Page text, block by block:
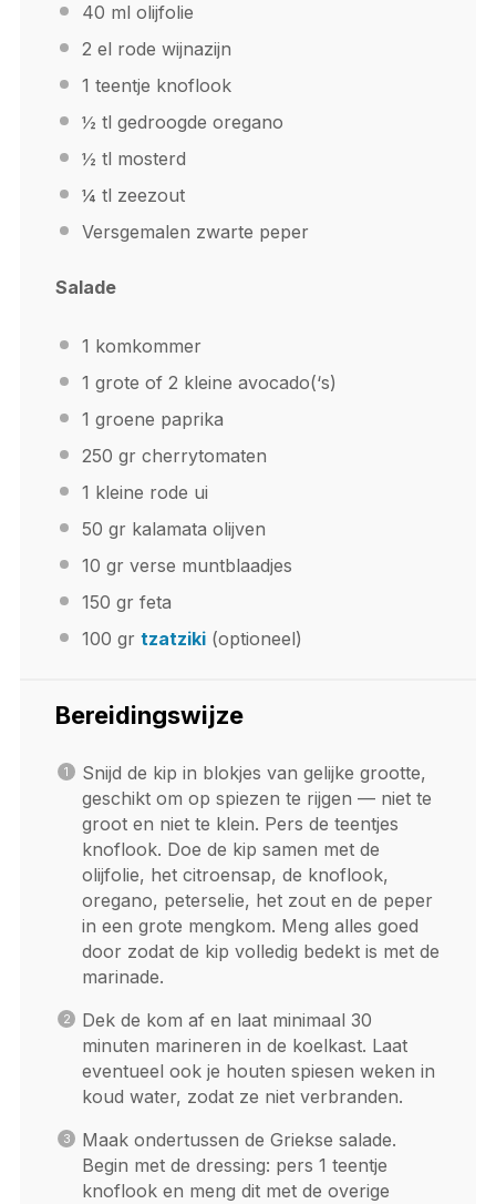
40 ml olijfolie
2 el rode wijnazijn
1 teentje knoflook
½ tl gedroogde oregano
½ tl mosterd
¼ tl zeezout
Versgemalen zwarte peper
Salade
1 komkommer
1 grote of 2 kleine avocado(‘s)
1 groene paprika
250 gr cherrytomaten
1 kleine rode ui
50 gr kalamata olijven
10 gr verse muntblaadjes
150 gr feta
100 gr tzatziki(optioneel)
Bereidingswijze
Snijd de kip in blokjes van gelijke grootte,
geschikt om op spiezen te rijgen — niet te
groot en niet te klein. Pers de teentjes
knoflook. Doe de kip samen met de
olijfolie, het citroensap, de knoflook,
oregano, peterselie, het zout en de peper
in een grote mengkom. Meng alles goed
door zodat de kip volledig bedekt is met de
marinade.
Dek de kom af en laat minimaal 30
minuten marineren in de koelkast. Laat
eventueel ook je houten spiesen weken in
koud water, zodat ze niet verbranden.
Maak ondertussen de Griekse salade.
Begin met de dressing: pers 1 teentje
knoflook en meng dit met de overige